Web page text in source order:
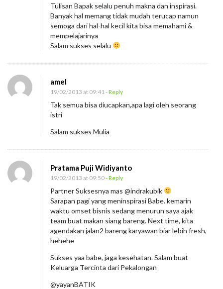
Tulisan Bapak selalu penuh makna dan inspirasi.
Banyak hal memang tidak mudah terucap namun
semoga dari hal-hal kecil kita bisa memahami &
mempelajarinya
Salam sukses selalu
amel
19/02/2013 at 09:41 - Reply
Tak semua bisa diucapkan,apa lagi oleh seorang
istri
Salam sukses Mulia
Pratama Puji Widiyanto
19/02/2013 at 09:50- Reply
Partner Suksesnya mas @indrakubik
Sarapan pagi yang meninspirasi Babe. kemarin
waktu omset bisnis sedang menurun saya ajak
team buat makan siang bareng. Next time, kita
agendakan jalan2 bareng karyawan biar lebih fresh,
hehehe
Sukses yaa babe, jaga kesehatan. Salam buat
Keluarga Tercinta dari Pekalongan
@yayanBATIK